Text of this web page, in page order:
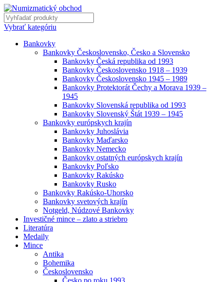
Vybrať kategóriu
Bankovky
Bankovky Československo, Česko a Slovensko
Bankovky Česká republika od 1993
Bankovky Československo 1918 – 1939
Bankovky Československo 1945 – 1989
Bankovky Protektorát Čechy a Morava 1939 –
1945
Bankovky Slovenská republika od 1993
Bankovky Slovenský Štát 1939 – 1945
Bankovky európskych krajín
Bankovky Juhoslávia
Bankovky Maďarsko
Bankovky Nemecko
Bankovky ostatných európskych krajín
Bankovky Poľsko
Bankovky Rakúsko
Bankovky Rusko
Bankovky Rakúsko-Uhorsko
Bankovky svetových krajín
Notgeld, Núdzové Bankovky
Investičné mince – zlato a striebro
Literatúra
Medaily
Mince
Antika
Bohemika
Československo
Česko po roku 1993